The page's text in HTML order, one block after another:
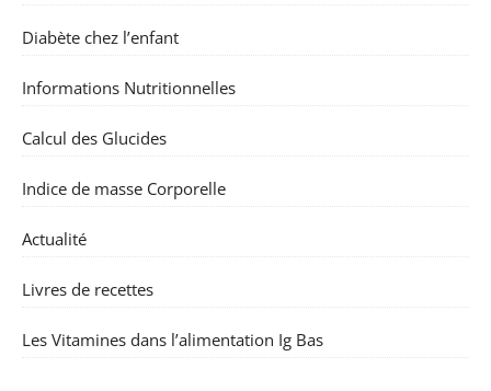
Diabète chez l’enfant
Informations Nutritionnelles
Calcul des Glucides
Indice de masse Corporelle
Actualité
Livres de recettes
Les Vitamines dans l’alimentation Ig Bas